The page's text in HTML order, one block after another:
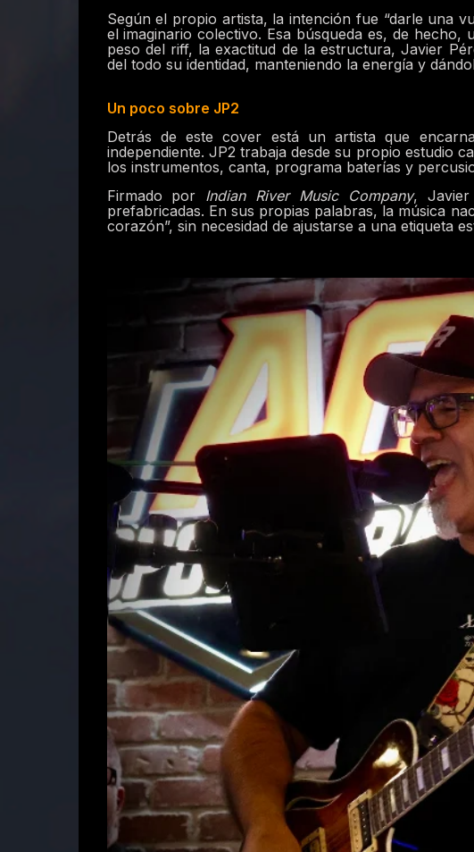
Según el propio artista, la intención fue “darle una
el imaginario colectivo. Esa búsqueda es, de
peso del riff, la exactitud de la estructura, Javier
del todo su identidad, manteniendo la energía y
Un poco sobre JP2
Detrás de este cover está un artista que
independiente. JP2 trabaja desde su propio estudio
los instrumentos, canta, programa baterías y
Firmado por Indian River Music Company, Javier
prefabricadas. En sus propias palabras, la música
corazón”, sin necesidad de ajustarse a una etiqueta